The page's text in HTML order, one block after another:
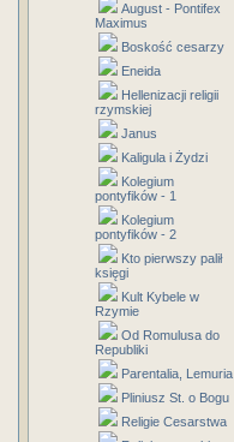
August - Pontifex
Maximus
Boskość cesarzy
Eneida
Hellenizacji religii
rzymskiej
Janus
Kaligula i Żydzi
Kolegium
pontyfików - 1
Kolegium
pontyfików - 2
Kto pierwszy palił
księgi
Kult Kybele w
Rzymie
Od Romulusa do
Republiki
Parentalia, Lemuria
Pliniusz St. o Bogu
Religie Cesarstwa